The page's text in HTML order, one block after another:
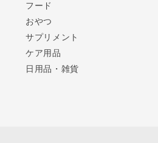
フード
おやつ
サプリメント
ケア用品
日用品・雑貨